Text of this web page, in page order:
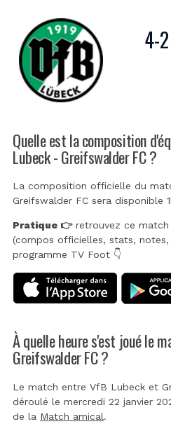
4-2
Quelle est la composition
Lubeck - Greifswalder FC ?
La composition officielle du
Greifswalder FC sera disponible
Pratique 👉retrouvez ce match
(compos officielles, stats, notes,
programme TV Foot 👇
À quelle heure s'est joué le
Greifswalder FC ?
Le match entre VfB Lubeck et
déroulé le mercredi 22 janvier
de la Match amical.